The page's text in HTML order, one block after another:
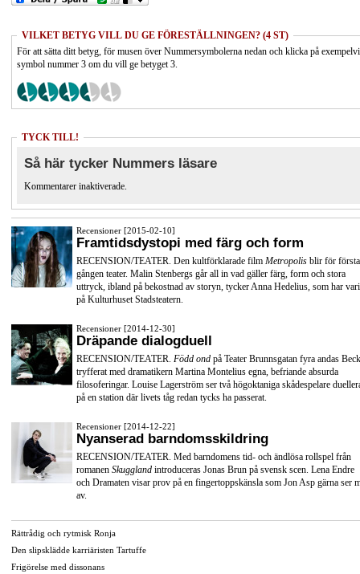
VILKET BETYG VILL DU GE FÖRESTÄLLNINGEN? (4 ST)
För att sätta ditt betyg, för musen över Nummersymbolerna nedan och klicka på
symbol nummer 3 om du vill ge betyget 3.
TYCK TILL!
Så här tycker Nummers läsare
Kommentarer inaktiverade.
Recensioner [2015-02-10]
Framtidsdystopi med färg och form
RECENSION/TEATER. Den kultförklarade film Metropolis blir för första
gången teater. Malin Stenbergs går all in vad gäller färg, form och stora
uttryck, ibland på bekostnad av storyn, tycker Anna Hedelius, som har
på Kulturhuset Stadsteatern.
Recensioner [2014-12-30]
Dräpande dialogduell
RECENSION/TEATER. Född ond på Teater Brunnsgatan fyra andas
tryfferat med dramatikern Martina Montelius egna, befriande absurda
filosoferingar. Louise Lagerström ser två högoktaniga skådespelare
på en station där livets tåg redan tycks ha passerat.
Recensioner [2014-12-22]
Nyanserad barndomsskildring
RECENSION/TEATER. Med barndomens tid- och ändlösa rollspel från
romanen Skuggland introduceras Jonas Brun på svensk scen. Lena Endre
och Dramaten visar prov på en fingertoppskänsla som Jon Asp gärna ser
av.
Rättrådig och rytmisk Ronja
Den slipsklädde karriäristen Tartuffe
Frigörelse med dissonans